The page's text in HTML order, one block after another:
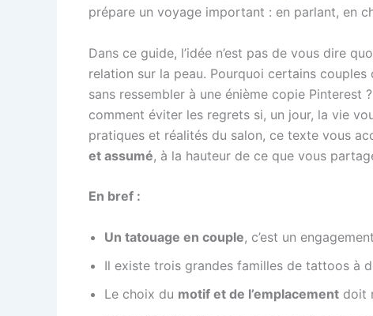
prépare un voyage important : en parlant, en
Dans ce guide, l’idée n’est pas de vous dire
relation sur la peau. Pourquoi certains
sans ressembler à une énième copie
comment éviter les regrets si, un jour, la vie
pratiques et réalités du salon, ce texte vous
et assumé, à la hauteur de ce que vous
En bref :
Un tatouage en couple, c’est un
Il existe trois grandes familles de tattoos à
Le choix du motif et de l’emplacement doit